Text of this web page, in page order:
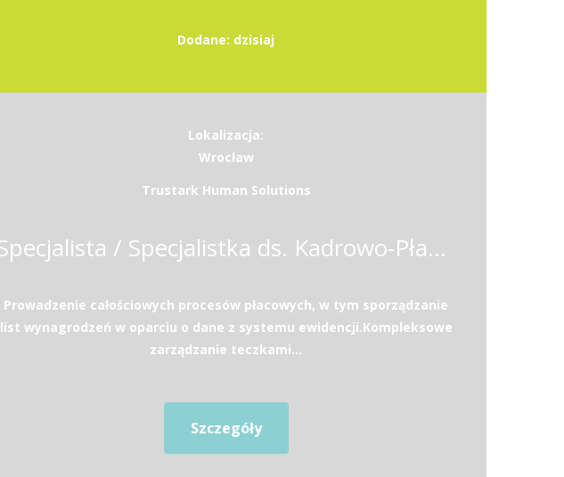
Dodane: dzisiaj
Lokalizacja:
Wrocław
Trustark Human Solutions
Specjalista / Specjalistka ds. Kadrowo-Płacowych
Prowadzenie całościowych procesów płacowych, w tym sporządzanie
list wynagrodzeń w oparciu o dane z systemu ewidencji.Kompleksowe
zarządzanie teczkami...
Szczegóły